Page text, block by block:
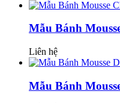
Mẫu Bánh
Liên hệ
Mẫu Bánh